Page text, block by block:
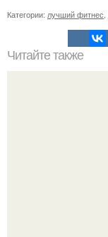
Категории: лучший фитнес
Читайте также